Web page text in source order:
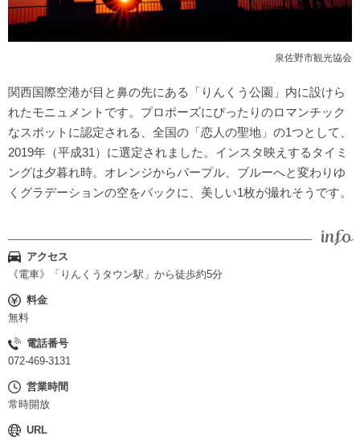
泉佐野市観光協会
関西国際空港が目と鼻の先にある「りんくう公園」内に設けら
れたモニュメントです。プロポーズにぴったりのロマンチック
なスポットに認定される、全国の「恋人の聖地」の1つとして、
2019年（平成31）に選定されました。インスタ映えするタイミ
ングは夕暮れ時。オレンジからパープル、ブルーへと変わりゆ
くグラデーションの空をバックに、美しい1枚が撮れそうです。
アクセス
《電車》「りんくうタウン駅」から徒歩約5分
料金
無料
電話番号
072-469-3131
営業時間
常時開放
URL